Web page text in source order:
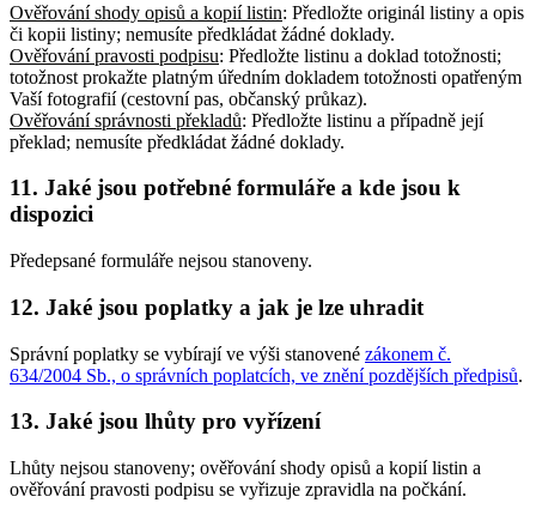
Ověřování shody opisů a kopií listin: Předložte originál listiny a opis
či kopii listiny; nemusíte předkládat žádné doklady.
Ověřování pravosti podpisu: Předložte listinu a doklad totožnosti;
totožnost prokažte platným úředním dokladem totožnosti opatřeným
Vaší fotografií (cestovní pas, občanský průkaz).
Ověřování správnosti překladů: Předložte listinu a případně její
překlad; nemusíte předkládat žádné doklady.
11. Jaké jsou potřebné formuláře a kde jsou k
dispozici
Předepsané formuláře nejsou stanoveny.
12. Jaké jsou poplatky a jak je lze uhradit
Správní poplatky se vybírají ve výši stanovené zákonem č.
634/2004 Sb., o správních poplatcích, ve znění pozdějších předpisů.
13. Jaké jsou lhůty pro vyřízení
Lhůty nejsou stanoveny; ověřování shody opisů a kopií listin a
ověřování pravosti podpisu se vyřizuje zpravidla na počkání.